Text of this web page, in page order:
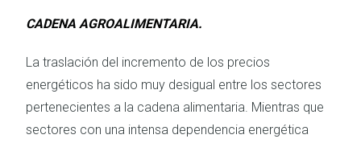
CADENA AGROALIMENTARIA.
La traslación del incremento de los precios
energéticos ha sido muy desigual entre los sectores
pertenecientes a la cadena alimentaria. Mientras que
sectores con una intensa dependencia energética